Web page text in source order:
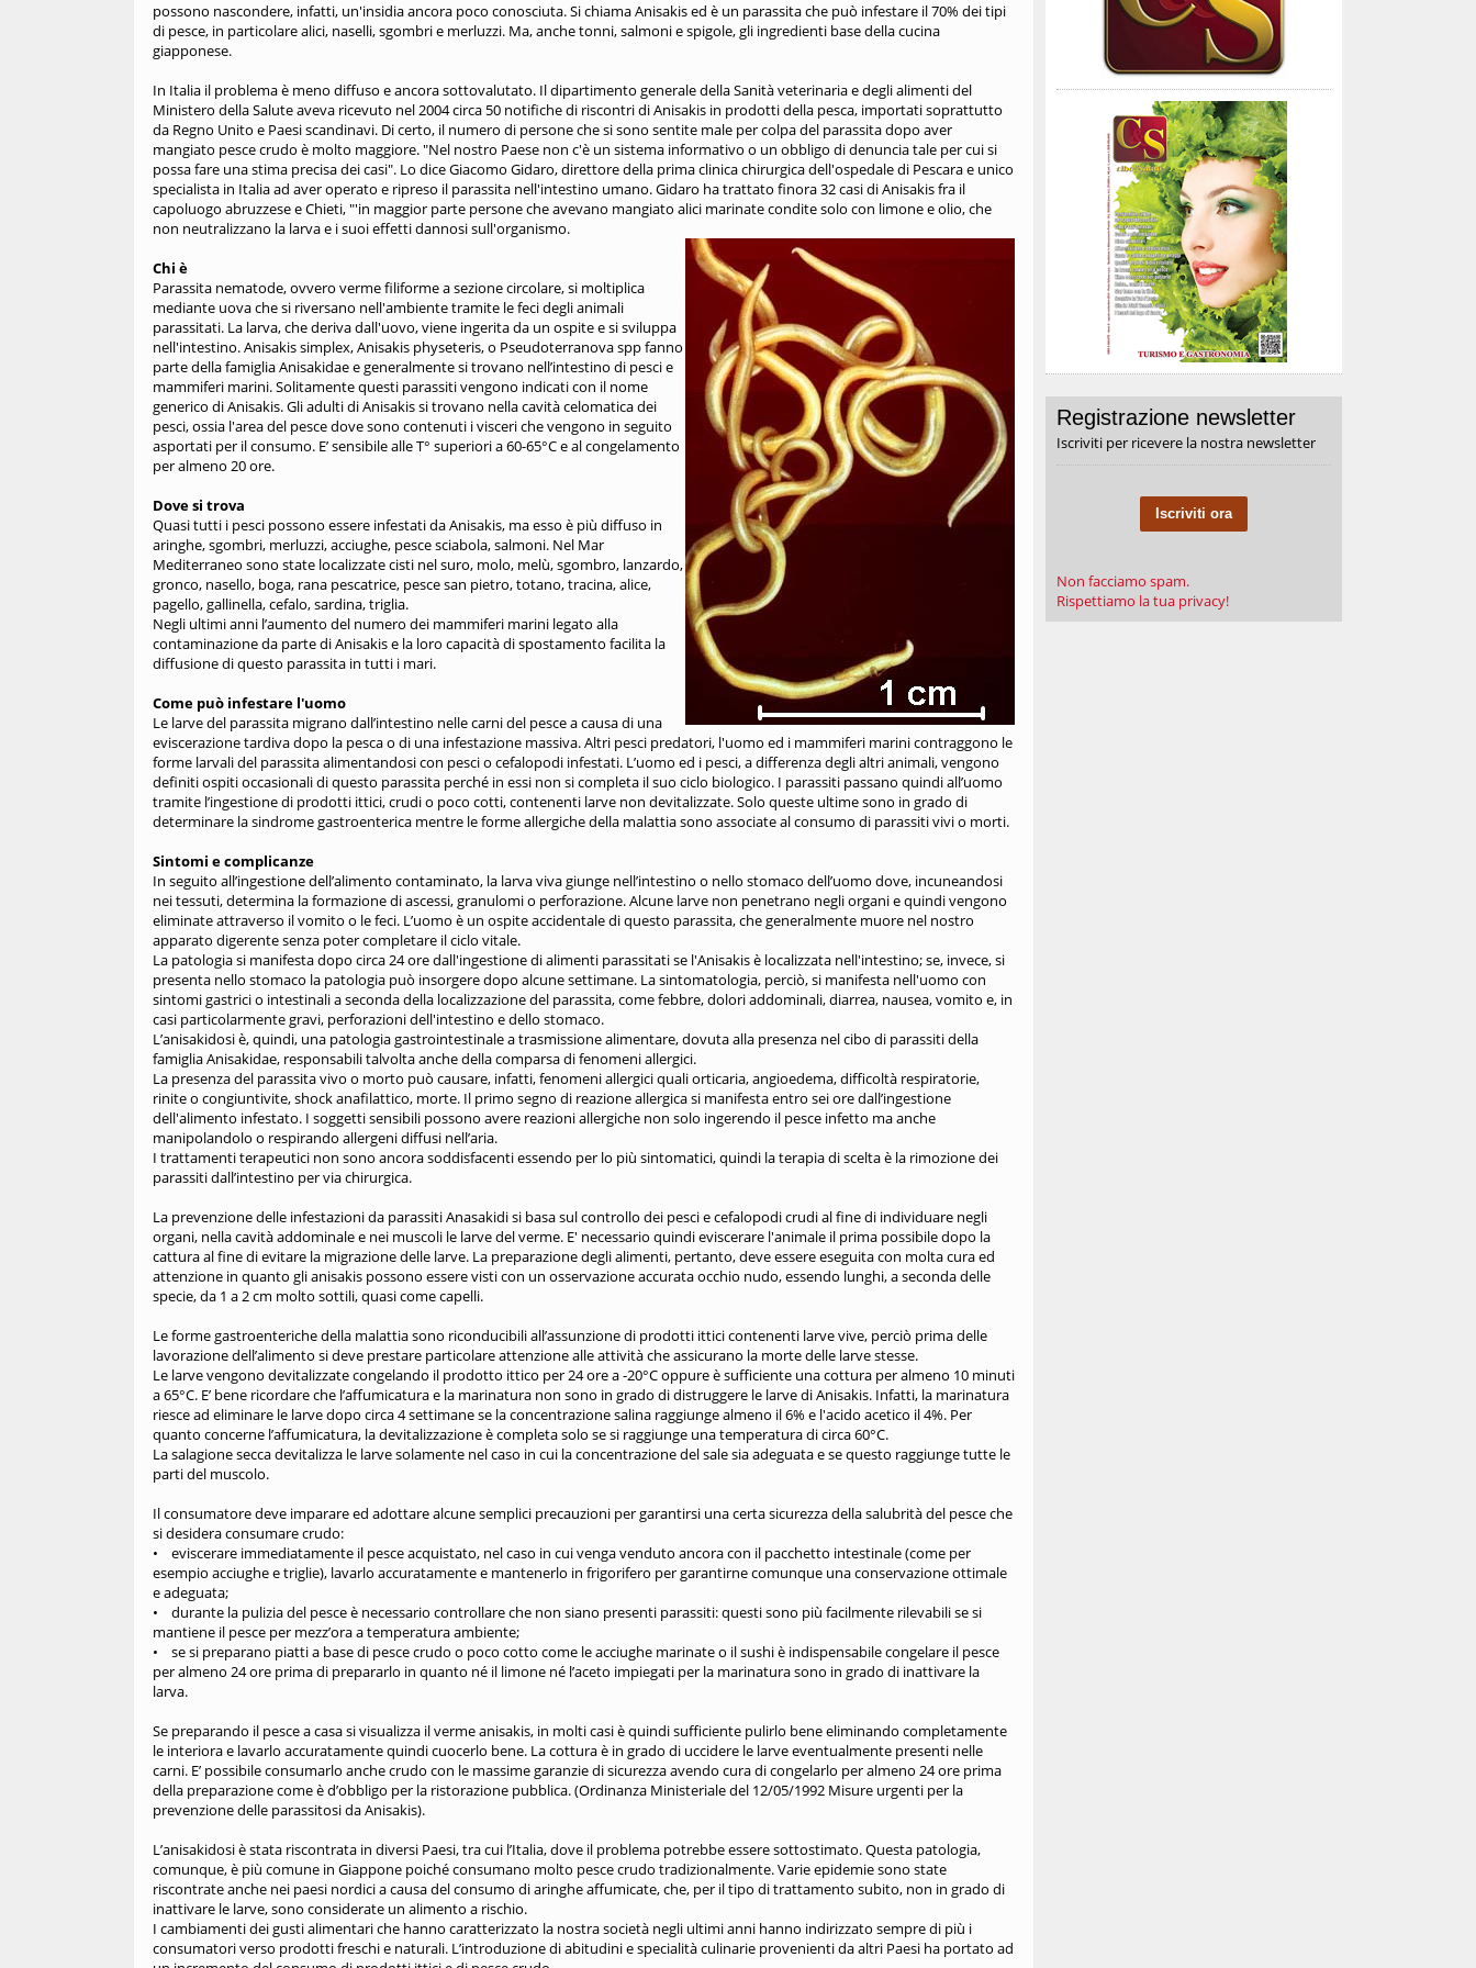
possono nascondere, infatti, un'insidia ancora poco conosciuta. Si chiama Anisakis ed è un parassita che può infestare il 70% dei tipi
di pesce, in particolare alici, naselli, sgombri e merluzzi. Ma, anche tonni, salmoni e spigole, gli ingredienti base della cucina
giapponese.
In Italia il problema è meno diffuso e ancora sottovalutato. Il dipartimento generale della Sanità veterinaria e degli alimenti del
Ministero della Salute aveva ricevuto nel 2004 circa 50 notifiche di riscontri di Anisakis in prodotti della pesca, importati soprattutto
da Regno Unito e Paesi scandinavi. Di certo, il numero di persone che si sono sentite male per colpa del parassita dopo aver
mangiato pesce crudo è molto maggiore. "Nel nostro Paese non c'è un sistema informativo o un obbligo di denuncia tale per cui si
possa fare una stima precisa dei casi". Lo dice Giacomo Gidaro, direttore della prima clinica chirurgica dell'ospedale di Pescara e unico
specialista in Italia ad aver operato e ripreso il parassita nell'intestino umano. Gidaro ha trattato finora 32 casi di Anisakis fra il
capoluogo abruzzese e Chieti, "'in maggior parte persone che avevano mangiato alici marinate condite solo con limone e olio, che
non neutralizzano la larva e i suoi effetti dannosi sull'organismo.
Chi è
Parassita nematode, ovvero verme filiforme a sezione circolare, si moltiplica
mediante uova che si riversano nell'ambiente tramite le feci degli animali
parassitati. La larva, che deriva dall'uovo, viene ingerita da un ospite e si sviluppa
nell'intestino. Anisakis simplex, Anisakis physeteris, o Pseudoterranova spp fanno
parte della famiglia Anisakidae e generalmente si trovano nell’intestino di pesci e
mammiferi marini. Solitamente questi parassiti vengono indicati con il nome
generico di Anisakis. Gli adulti di Anisakis si trovano nella cavità celomatica dei
pesci, ossia l'area del pesce dove sono contenuti i visceri che vengono in seguito
asportati per il consumo. E’ sensibile alle T° superiori a 60-65°C e al congelamento
per almeno 20 ore.
Dove si trova
Quasi tutti i pesci possono essere infestati da Anisakis, ma esso è più diffuso in
aringhe, sgombri, merluzzi, acciughe, pesce sciabola, salmoni. Nel Mar
Mediterraneo sono state localizzate cisti nel suro, molo, melù, sgombro, lanzardo,
gronco, nasello, boga, rana pescatrice, pesce san pietro, totano, tracina, alice,
pagello, gallinella, cefalo, sardina, triglia.
Negli ultimi anni l’aumento del numero dei mammiferi marini legato alla
contaminazione da parte di Anisakis e la loro capacità di spostamento facilita la
diffusione di questo parassita in tutti i mari.
Come può infestare l'uomo
Le larve del parassita migrano dall’intestino nelle carni del pesce a causa di una
eviscerazione tardiva dopo la pesca o di una infestazione massiva. Altri pesci predatori, l'uomo ed i mammiferi marini contraggono le
forme larvali del parassita alimentandosi con pesci o cefalopodi infestati. L’uomo ed i pesci, a differenza degli altri animali, vengono
definiti ospiti occasionali di questo parassita perché in essi non si completa il suo ciclo biologico. I parassiti passano quindi all’uomo
tramite l’ingestione di prodotti ittici, crudi o poco cotti, contenenti larve non devitalizzate. Solo queste ultime sono in grado di
determinare la sindrome gastroenterica mentre le forme allergiche della malattia sono associate al consumo di parassiti vivi o morti.
Sintomi e complicanze
In seguito all’ingestione dell’alimento contaminato, la larva viva giunge nell’intestino o nello stomaco dell’uomo dove, incuneandosi
nei tessuti, determina la formazione di ascessi, granulomi o perforazione. Alcune larve non penetrano negli organi e quindi vengono
eliminate attraverso il vomito o le feci. L’uomo è un ospite accidentale di questo parassita, che generalmente muore nel nostro
apparato digerente senza poter completare il ciclo vitale.
La patologia si manifesta dopo circa 24 ore dall'ingestione di alimenti parassitati se l'Anisakis è localizzata nell'intestino; se, invece, si
presenta nello stomaco la patologia può insorgere dopo alcune settimane. La sintomatologia, perciò, si manifesta nell'uomo con
sintomi gastrici o intestinali a seconda della localizzazione del parassita, come febbre, dolori addominali, diarrea, nausea, vomito e, in
casi particolarmente gravi, perforazioni dell'intestino e dello stomaco.
L’anisakidosi è, quindi, una patologia gastrointestinale a trasmissione alimentare, dovuta alla presenza nel cibo di parassiti della
famiglia Anisakidae, responsabili talvolta anche della comparsa di fenomeni allergici.
La presenza del parassita vivo o morto può causare, infatti, fenomeni allergici quali orticaria, angioedema, difficoltà respiratorie,
rinite o congiuntivite, shock anafilattico, morte. Il primo segno di reazione allergica si manifesta entro sei ore dall’ingestione
dell'alimento infestato. I soggetti sensibili possono avere reazioni allergiche non solo ingerendo il pesce infetto ma anche
manipolandolo o respirando allergeni diffusi nell’aria.
I trattamenti terapeutici non sono ancora soddisfacenti essendo per lo più sintomatici, quindi la terapia di scelta è la rimozione dei
parassiti dall’intestino per via chirurgica.
La prevenzione delle infestazioni da parassiti Anasakidi si basa sul controllo dei pesci e cefalopodi crudi al fine di individuare negli
organi, nella cavità addominale e nei muscoli le larve del verme. E' necessario quindi eviscerare l'animale il prima possibile dopo la
cattura al fine di evitare la migrazione delle larve. La preparazione degli alimenti, pertanto, deve essere eseguita con molta cura ed
attenzione in quanto gli anisakis possono essere visti con un osservazione accurata occhio nudo, essendo lunghi, a seconda delle
specie, da 1 a 2 cm molto sottili, quasi come capelli.
Le forme gastroenteriche della malattia sono riconducibili all’assunzione di prodotti ittici contenenti larve vive, perciò prima delle
lavorazione dell’alimento si deve prestare particolare attenzione alle attività che assicurano la morte delle larve stesse.
Le larve vengono devitalizzate congelando il prodotto ittico per 24 ore a -20°C oppure è sufficiente una cottura per almeno 10 minuti
a 65°C. E’ bene ricordare che l’affumicatura e la marinatura non sono in grado di distruggere le larve di Anisakis. Infatti, la marinatura
riesce ad eliminare le larve dopo circa 4 settimane se la concentrazione salina raggiunge almeno il 6% e l'acido acetico il 4%. Per
quanto concerne l’affumicatura, la devitalizzazione è completa solo se si raggiunge una temperatura di circa 60°C.
La salagione secca devitalizza le larve solamente nel caso in cui la concentrazione del sale sia adeguata e se questo raggiunge tutte le
parti del muscolo.
Il consumatore deve imparare ed adottare alcune semplici precauzioni per garantirsi una certa sicurezza della salubrità del pesce che
si desidera consumare crudo:
• eviscerare immediatamente il pesce acquistato, nel caso in cui venga venduto ancora con il pacchetto intestinale (come per
esempio acciughe e triglie), lavarlo accuratamente e mantenerlo in frigorifero per garantirne comunque una conservazione ottimale
e adeguata;
• durante la pulizia del pesce è necessario controllare che non siano presenti parassiti: questi sono più facilmente rilevabili se si
mantiene il pesce per mezz’ora a temperatura ambiente;
• se si preparano piatti a base di pesce crudo o poco cotto come le acciughe marinate o il sushi è indispensabile congelare il pesce
per almeno 24 ore prima di prepararlo in quanto né il limone né l’aceto impiegati per la marinatura sono in grado di inattivare la
larva.
Se preparando il pesce a casa si visualizza il verme anisakis, in molti casi è quindi sufficiente pulirlo bene eliminando completamente
le interiora e lavarlo accuratamente quindi cuocerlo bene. La cottura è in grado di uccidere le larve eventualmente presenti nelle
carni. E’ possibile consumarlo anche crudo con le massime garanzie di sicurezza avendo cura di congelarlo per almeno 24 ore prima
della preparazione come è d’obbligo per la ristorazione pubblica. (Ordinanza Ministeriale del 12/05/1992 Misure urgenti per la
prevenzione delle parassitosi da Anisakis).
L’anisakidosi è stata riscontrata in diversi Paesi, tra cui l’Italia, dove il problema potrebbe essere sottostimato. Questa patologia,
comunque, è più comune in Giappone poiché consumano molto pesce crudo tradizionalmente. Varie epidemie sono state
riscontrate anche nei paesi nordici a causa del consumo di aringhe affumicate, che, per il tipo di trattamento subito, non in grado di
inattivare le larve, sono considerate un alimento a rischio.
I cambiamenti dei gusti alimentari che hanno caratterizzato la nostra società negli ultimi anni hanno indirizzato sempre di più i
consumatori verso prodotti freschi e naturali. L’introduzione di abitudini e specialità culinarie provenienti da altri Paesi ha portato ad
Registrazione newsletter
Iscriviti per ricevere la nostra newsletter
Iscriviti ora
Non facciamo spam.
Rispettiamo la tua privacy!